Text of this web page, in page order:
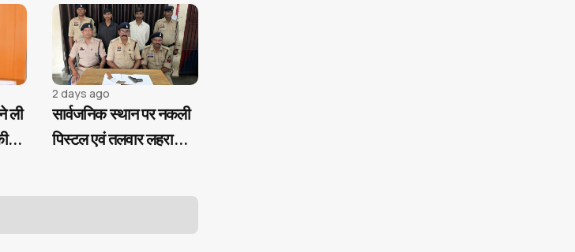
ली
2 days ago
सार्वजनिक स्थान पर नकली
पिस्टल एवं तलवार लहराकर